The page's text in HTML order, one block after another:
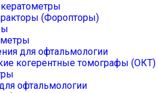
(Форопторы)
для офтальмологии
когерентные томографы (ОКТ)
офтальмологии